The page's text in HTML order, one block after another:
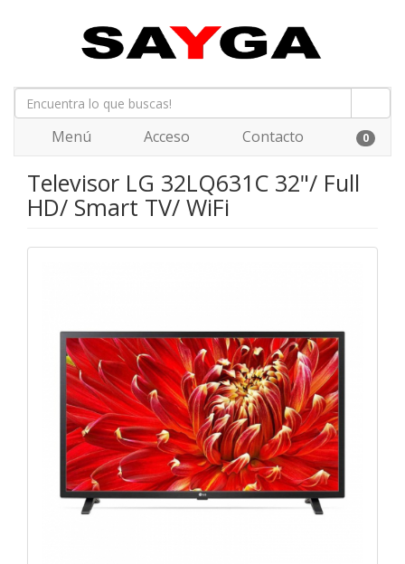
Menú Acceso Contacto 0
Televisor LG 32LQ631C 32"/ Full
HD/ Smart TV/ WiFi